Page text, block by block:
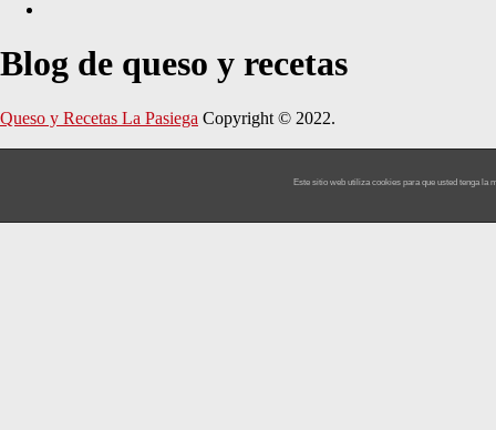
Blog de queso y recetas
Queso y Recetas La Pasiega Copyright © 2022.
Este sitio web utiliza cookies para que usted tenga la